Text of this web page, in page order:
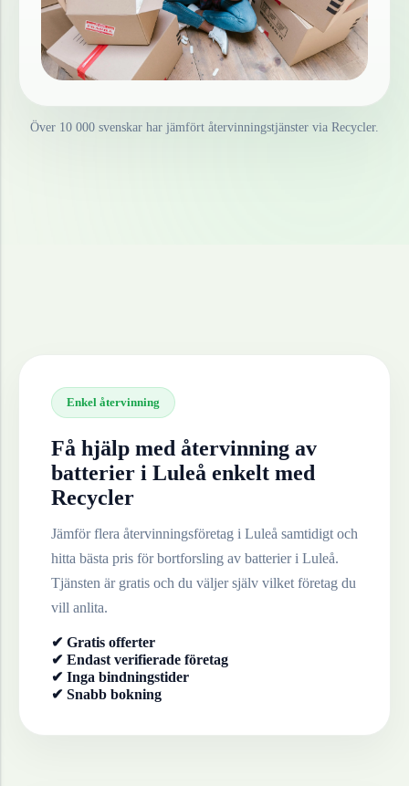
Över 10 000 svenskar har jämfört återvinningstjänster via Recycler.
Enkel återvinning
Få hjälp med återvinning av
batterier i Luleå enkelt med
Recycler
Jämför flera återvinningsföretag i Luleå samtidigt och
hitta bästa pris för bortforsling av batterieri Luleå.
Tjänsten är gratis och du väljer själv vilket företag du
vill anlita.
✔ Gratis offerter
✔ Endast verifierade företag
✔ Inga bindningstider
✔ Snabb bokning